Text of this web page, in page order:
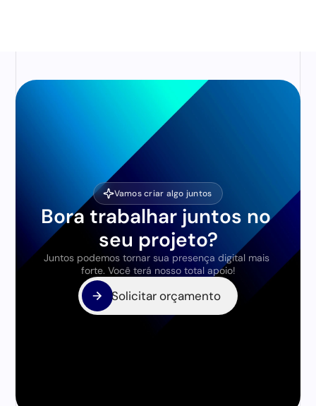
Vamos criar algo juntos
Bora trabalhar juntos no
seu projeto?
Juntos podemos tornar sua presença digital mais
forte. Você terá nosso total apoio!
Solicitar orçamento